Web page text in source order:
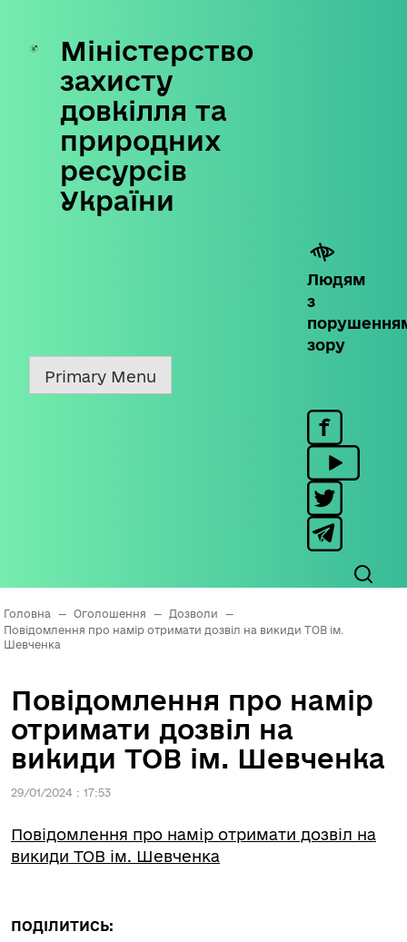
Skip
content
Міністерство
захисту
довкілля та
природних
ресурсів
України
Людям
з
зору
Primary Menu
Головна — Оголошення — Дозволи
—
Повідомлення про намір отримати дозвіл на викиди ТОВ ім.
Шевченка
Повідомлення про намір
отримати дозвіл на
викиди ТОВ ім. Шевченка
29/01/2024 : 17:53
Повідомлення про намір отримати дозвіл на
викиди ТОВ ім. Шевченка
ПОДІЛИТИСЬ: